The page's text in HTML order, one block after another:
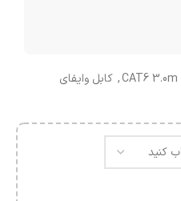
, کابل وایفای